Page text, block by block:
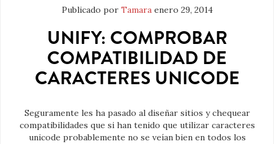
Publicado por Tamara enero 29, 2014
UNIFY: COMPROBAR
COMPATIBILIDAD DE
CARACTERES UNICODE
Seguramente les ha pasado al diseñar sitios y chequear
compatibilidades que si han tenido que utilizar caracteres
unicode probablemente no se veían bien en todos los